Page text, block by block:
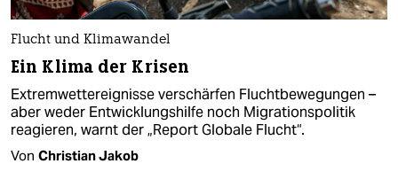
Flucht und Klimawandel
Ein Klima der Krisen
Extremwettereignisse verschärfen Fluchtbewegungen –
aber weder Entwicklungshilfe noch Migrationspolitik
reagieren, warnt der „Report Globale Flucht“.
Von Christian Jakob